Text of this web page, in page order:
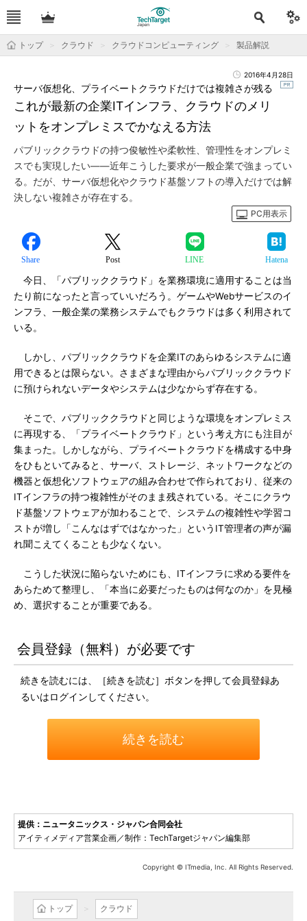
トップ クラウド クラウドコンピューティング 製品解説
2016年4月28日
これが最新の企業ITインフラ、クラウドのメリ
ットをオンプレミスでかなえる方法
サーバ仮想化、プライベートクラウドだけでは複雑さが残る
パブリッククラウドの持つ俊敏性や柔軟性、管理性をオンプレミ
スでも実現したい――近年こうした要求が一般企業で強まってい
る。だが、サーバ仮想化やクラウド基盤ソフトの導入だけでは解
決しない複雑さが存在する。
PC用表示
Share Post LINE Hatena
今日、「パブリッククラウド」を業務環境に適用することは当
たり前になったと言っていいだろう。ゲームやWebサービスのイ
ンフラ、一般企業の業務システムでもクラウドは多く利用されて
いる。
しかし、パブリッククラウドを企業ITのあらゆるシステムに適
用できるとは限らない。さまざまな理由からパブリッククラウド
に預けられないデータやシステムは少なからず存在する。
そこで、パブリッククラウドと同じような環境をオンプレミス
に再現する、「プライベートクラウド」という考え方にも注目が
集まった。しかしながら、プライベートクラウドを構成する中身
をひもといてみると、サーバ、ストレージ、ネットワークなどの
機器と仮想化ソフトウェアの組み合わせで作られており、従来の
ITインフラの持つ複雑性がそのまま残されている。そこにクラウ
ド基盤ソフトウェアが加わることで、システムの複雑性や学習コ
ストが増し「こんなはずではなかった」というIT管理者の声が漏
れ聞こえてくることも少なくない。
こうした状況に陥らないためにも、ITインフラに求める要件を
あらためて整理し、「本当に必要だったものは何なのか」を見極
め、選択することが重要である。
会員登録（無料）が必要です
続きを読むには、［続きを読む］ボタンを押して会員登録あ
るいはログインしてください。
続きを読む
提供：ニュータニックス・ジャパン合同会社
アイティメディア営業企画／制作：TechTargetジャパン編集部
Copyright © ITmedia, Inc. All Rights Reserved.
トップ クラウド